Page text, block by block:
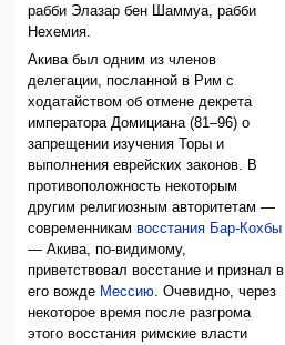
рабби Элазар бен Шаммуа, рабби
Нехемия.
Акива был одним из членов
делегации, посланной в Рим с
ходатайством об отмене декрета
императора Домициана (81–96) о
запрещении изучения Торы и
выполнения еврейских законов. В
противоположность некоторым
другим религиозным авторитетам —
современникамвосстания Бар-Кохбы
— Акива, по-видимому,
приветствовал восстание и признал в
его вожде Мессию. Очевидно, через
некоторое время после разгрома
этого восстания римские власти